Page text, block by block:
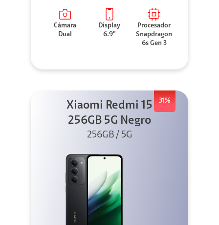
Cámara
Dual
Display
6.9"
Procesador
Snapdragon
6s Gen 3
31%
Xiaomi Redmi 15
256GB 5G Negro
256GB / 5G